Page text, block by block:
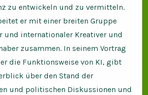
zu entwickeln und zu vermitteln.
er mit einer breiten Gruppe
und internationaler Kreativer und
zusammen. In seinem Vortrag
die Funktionsweise von KI, gibt
über den Stand der
und politischen Diskussionen und